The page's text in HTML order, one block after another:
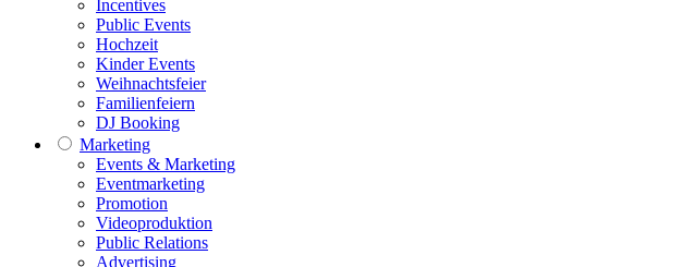
Incentives
Public Events
Hochzeit
Kinder Events
Weihnachtsfeier
Familienfeiern
DJ Booking
Marketing
Events & Marketing
Eventmarketing
Promotion
Videoproduktion
Public Relations
Advertising